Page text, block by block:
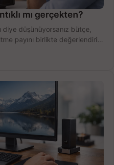
mı gerçekten?
diye düşünüyorsanız bütçe,
payını birlikte değerlendirin,